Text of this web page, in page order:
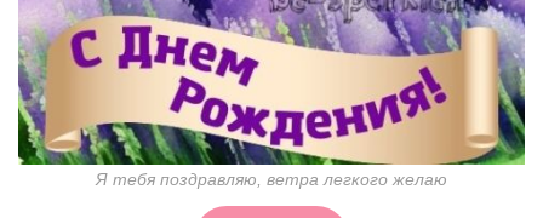
Я тебя поздравляю, ветра легкого желаю